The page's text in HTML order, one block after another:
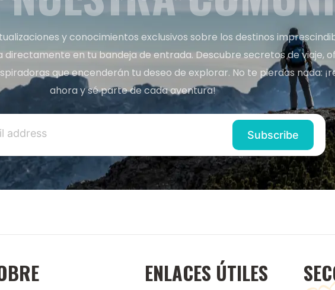
y conocimientos exclusivos sobre los destinos
directamente en tu bandeja de entrada. Descubre secretos de viaje,
que encenderán tu deseo de explorar. No te pierdas nada:
ahora y sé parte de cada aventura!
ENLACES ÚTILES